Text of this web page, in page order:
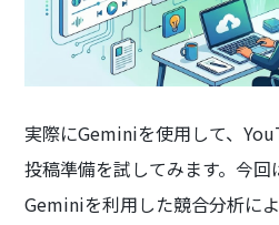
実際にGeminiを使用して、
投稿準備を試してみます。今
Geminiを利用した競合分析に